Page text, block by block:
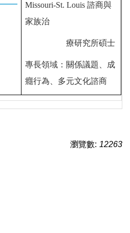
Missouri-St. Louis 諮商與
家族治
療研究所碩士
專長領域：關係議題、成
癮行為、多元文化諮商
瀏覽數: 12263